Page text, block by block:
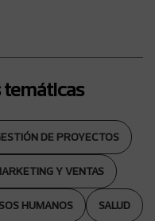
temáticas
DE PROYECTOS
Y VENTAS
HUMANOS SALUD